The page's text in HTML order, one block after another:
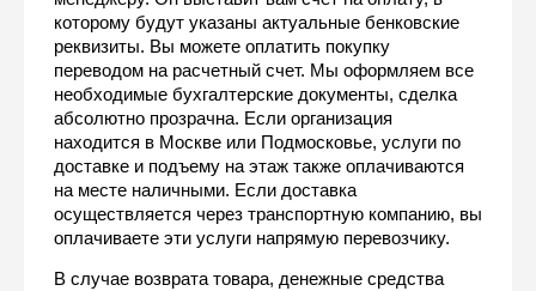
которому будут указаны актуальные бенковские
реквизиты. Вы можете оплатить покупку
переводом на расчетный счет. Мы оформляем все
необходимые бухгалтерские документы, сделка
абсолютно прозрачна. Если организация
находится в Москве или Подмосковье, услуги по
доставке и подъему на этаж также оплачиваются
на месте наличными. Если доставка
осуществляется через транспортную компанию, вы
оплачиваете эти услуги напрямую перевозчику.
В случае возврата товара, денежные средства